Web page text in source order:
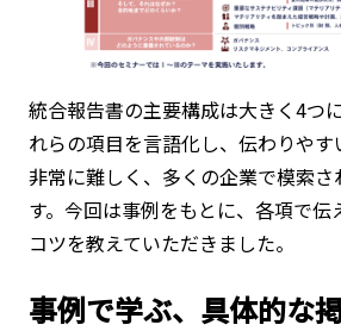
統合報告書の主要構成は大きく4つ
れらの項目を言語化し、伝わりや
非常に難しく、多くの企業で模索
す。今回は事例をもとに、各項で伝
コツを教えていただきました。
事例で学ぶ、具体的な